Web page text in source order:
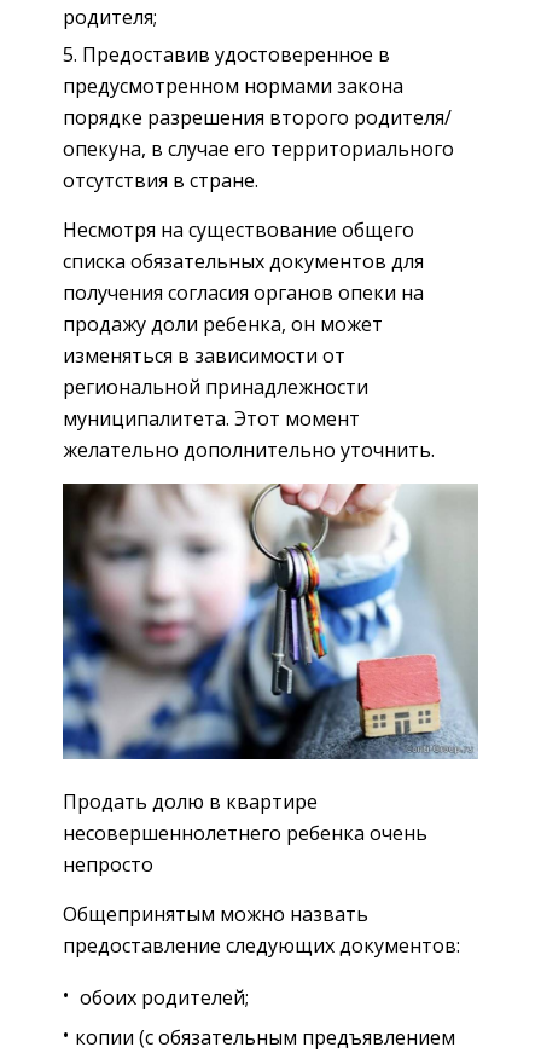
родителя;
Предоставив удостоверенное в
предусмотренном нормами закона
порядке разрешения второго родителя/
опекуна, в случае его территориального
отсутствия в стране.
Несмотря на существование общего
списка обязательных документов для
получения согласия органов опеки на
продажу доли ребенка, он может
изменяться в зависимости от
региональной принадлежности
муниципалитета. Этот момент
желательно дополнительно уточнить.
Продать долю в квартире
несовершеннолетнего ребенка очень
непросто
Общепринятым можно назвать
предоставление следующих документов:
обоих родителей;
копии (с обязательным предъявлением